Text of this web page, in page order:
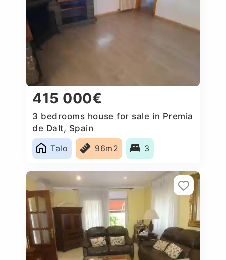
415 000€
3 bedrooms house for sale in Premia
de Dalt, Spain
Talo
96m2 3